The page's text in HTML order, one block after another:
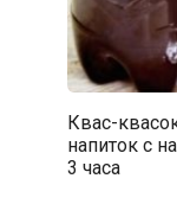
Квас-
напиток с
3 часа